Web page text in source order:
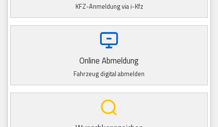
KFZ-Anmeldung via i-Kfz
Online Abmeldung
Fahrzeug digital abmelden